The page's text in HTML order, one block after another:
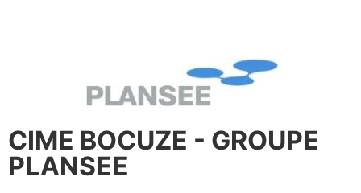
CIME BOCUZE - GROUPE
PLANSEE